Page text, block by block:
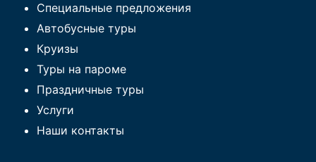
Автобусные туры
Туры на пароме
Авиабилеты
Туристическая страховка
Специальные предложения
Автобусные туры
Круизы
Туры на пароме
Праздничные туры
Услуги
Наши контакты